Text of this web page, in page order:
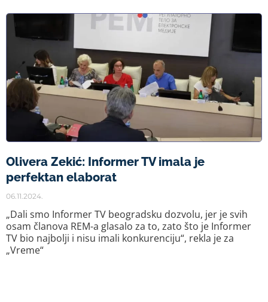
Olivera Zekić: Informer TV imala je
perfektan elaborat
06.11.2024.
„Dali smo Informer TV beogradsku dozvolu, jer je svih
osam članova REM-a glasalo za to, zato što je Informer
TV bio najbolji i nisu imali konkurenciju“, rekla je za
„Vreme“